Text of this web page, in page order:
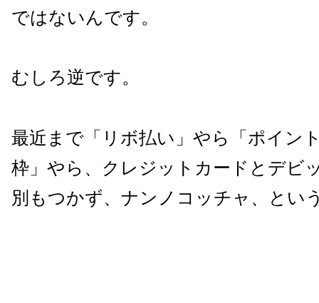
ではないんです。
むしろ逆です。
最近まで「リボ払い」やら「ポイン
枠」やら、クレジットカードとデビ
別もつかず、ナンノコッチャ、とい